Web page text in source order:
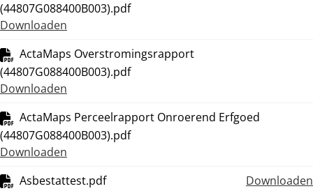
(44807G088400B003).pdf
Downloaden
ActaMaps Overstromingsrapport
(44807G088400B003).pdf
Downloaden
ActaMaps Perceelrapport Onroerend Erfgoed
(44807G088400B003).pdf
Downloaden
Asbestattest.pdf
Downloaden